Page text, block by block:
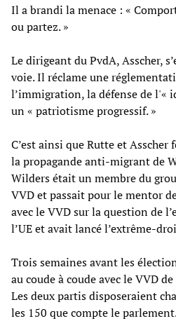
Il a brandi la menace : «
ou partez. »
Le dirigeant du PvdA, Asscher,
voie. Il réclame une
l’immigration, la défense de l'«
un « patriotisme progressif. »
C’est ainsi que Rutte et
la propagande anti-migrant de
Wilders était un membre du
VVD et passait pour le mentor
avec le VVD sur la question de
l’UE et avait lancé l’extrême-
Trois semaines avant les
au coude à coude avec le VVD
Les deux partis disposeraient
les 150 que compte le